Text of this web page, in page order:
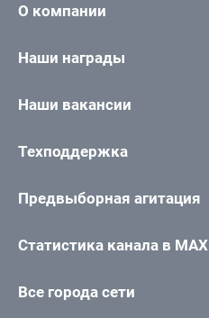
О компании
Наши награды
Наши вакансии
Техподдержка
Предвыборная агитация
Статистика канала в MAX
Все города сети